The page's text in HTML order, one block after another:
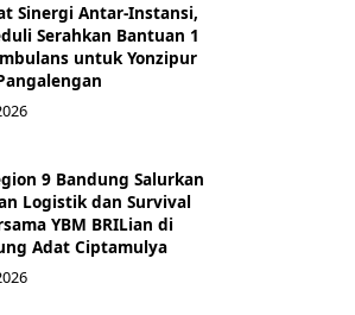
Sinergi Antar-Instansi,
Serahkan Bantuan 1
untuk Yonzipur
9 Bandung Salurkan
Logistik dan Survival
YBM BRILian di
Adat Ciptamulya